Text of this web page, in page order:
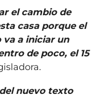
el cambio de
casa porque el
a iniciar un
de poco, el 15
nuevo texto